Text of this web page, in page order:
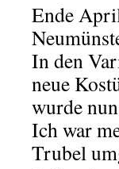
Ende
In den
neue
wurde
Ich war
Trubel